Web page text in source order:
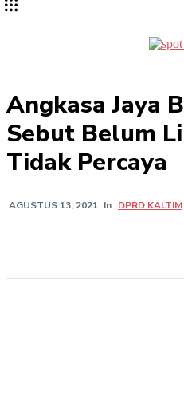
Angkasa Jaya
Sebut Belum
Tidak Percaya
AGUSTUS 13, 2021 In DPRD KALTIM